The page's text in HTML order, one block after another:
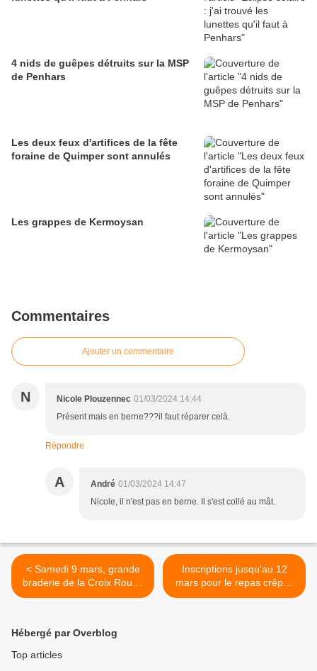
4 nids de guêpes détruits sur la MSP
de Penhars
Les deux feux d'artifices de la fête
foraine de Quimper sont annulés
Les grappes de Kermoysan
Commentaires
Ajouter un commentaire
N Nicole Plouzennec 01/03/2024 14:44
Présent mais en berne???il faut réparer celà.
Répondre
A André 01/03/2024 14:47
Nicole, il n'est pas en berne. Il s'est collé au mât.
< Samedi 9 mars, grande
braderie de la Croix Rouge
française de Quimper
Inscriptions jusqu'au 12
mars pour le repas crêpes
à la MPT de Penhars >
Hébergé par Overblog
Top articles